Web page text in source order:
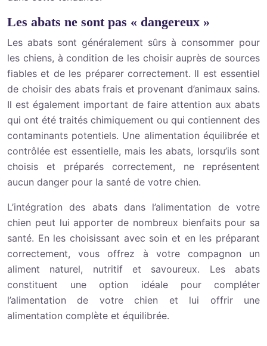
Les abats ne sont pas « dangereux »
Les abats sont généralement sûrs à consommer pour
les chiens, à condition de les choisir auprès de sources
fiables et de les préparer correctement. Il est essentiel
de choisir des abats frais et provenant d’animaux sains.
Il est également important de faire attention aux abats
qui ont été traités chimiquement ou qui contiennent des
contaminants potentiels. Une alimentation équilibrée et
contrôlée est essentielle, mais les abats, lorsqu’ils sont
choisis et préparés correctement, ne représentent
aucun danger pour la santé de votre chien.
L’intégration des abats dans l’alimentation de votre
chien peut lui apporter de nombreux bienfaits pour sa
santé. En les choisissant avec soin et en les préparant
correctement, vous offrez à votre compagnon un
aliment naturel, nutritif et savoureux. Les abats
constituent une option idéale pour compléter
l’alimentation de votre chien et lui offrir une
alimentation complète et équilibrée.